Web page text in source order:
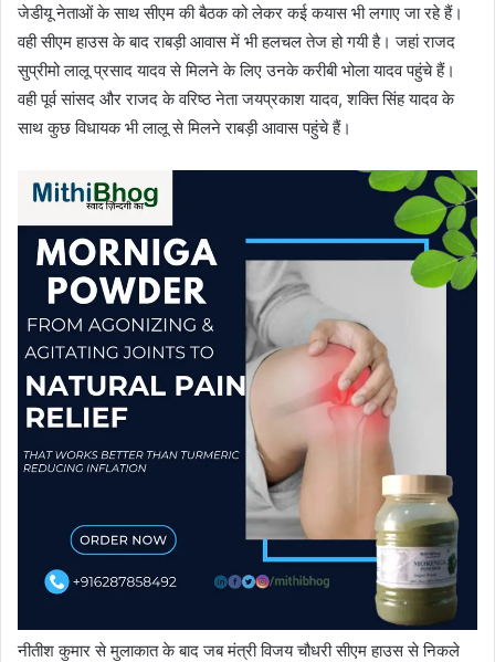
जेडीयू नेताओं के साथ सीएम की बैठक को लेकर कई कयास भी लगाए जा रहे हैं।
वही सीएम हाउस के बाद राबड़ी आवास में भी हलचल तेज हो गयी है। जहां राजद
सुप्रीमो लालू प्रसाद यादव से मिलने के लिए उनके करीबी भोला यादव पहुंचे हैं।
वही पूर्व सांसद और राजद के वरिष्ठ नेता जयप्रकाश यादव, शक्ति सिंह यादव के
साथ कुछ विधायक भी लालू से मिलने राबड़ी आवास पहुंचे हैं।
नीतीश कुमार से मुलाकात के बाद जब मंत्री विजय चौधरी सीएम हाउस से निकले